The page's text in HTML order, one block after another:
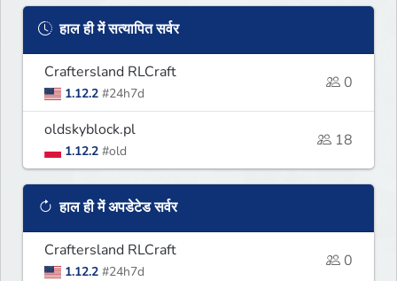
हाल ही में सत्यापित सर्वर
Craftersland RLCraft
1.12.2 #24h7d
0
oldskyblock.pl
1.12.2 #old
18
हाल ही में अपडेटेड सर्वर
Craftersland RLCraft
1.12.2 #24h7d
0